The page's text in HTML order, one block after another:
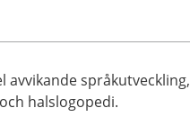
språkutveckling,
halslogopedi.